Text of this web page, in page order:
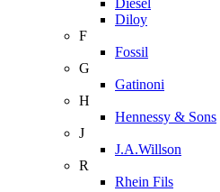
Diesel
Diloy
F
Fossil
G
Gatinoni
H
Hennessy & Sons
J
J.A.Willson
R
Rhein Fils